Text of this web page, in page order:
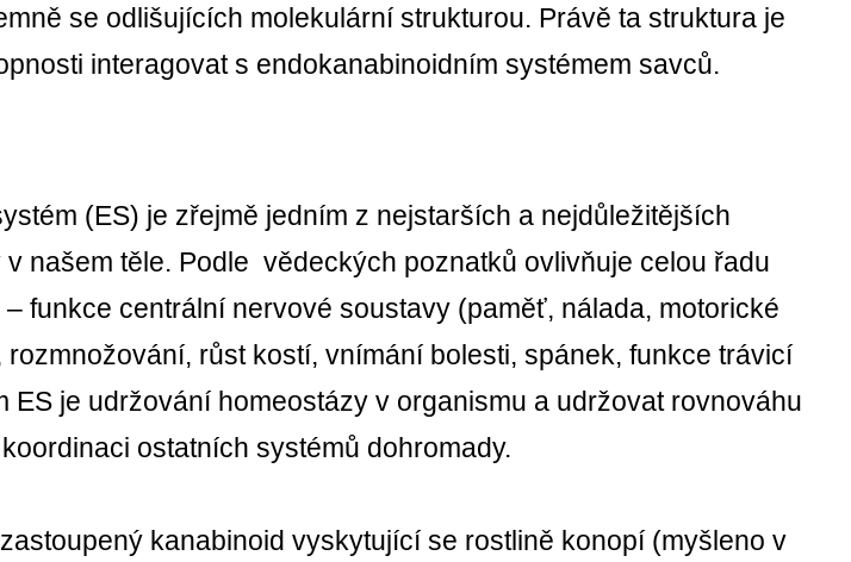
se odlišujících molekulární strukturou. Právě ta struktura je
interagovat s endokanabinoidním systémem savců.
(ES) je zřejmě jedním z nejstarších a nejdůležitějších
našem těle. Podle vědeckých poznatků ovlivňuje celou řadu
funkce centrální nervové soustavy (paměť, nálada, motorické
růst kostí, vnímání bolesti, spánek, funkce trávicí
ES je udržování homeostázy v organismu a udržovat rovnováhu
ostatních systémů dohromady.
kanabinoid vyskytující se rostlině konopí (myšleno v